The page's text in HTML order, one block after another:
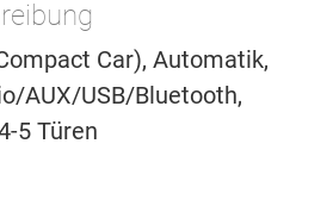
Car), Automatik,
AUX/USB/Bluetooth,
5 Türen